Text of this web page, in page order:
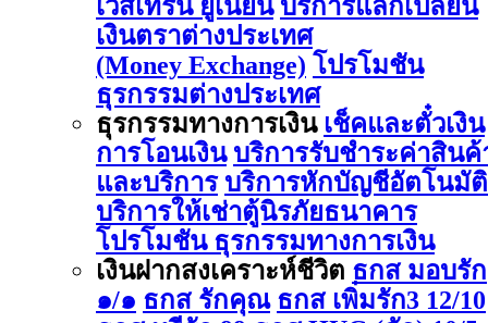
เวสเทิร์น ยูเนี่ยน บริการแลกเปลี่ยน
เงินตราต่างประเทศ
(Money Exchange) โปรโมชัน
ธุรกรรมต่างประเทศ
ธุรกรรมทางการเงิน เช็คและตั๋วเงิน
การโอนเงิน บริการรับชำระค่าสินค้
และบริการ บริการหักบัญชีอัตโนมัติ
บริการให้เช่าตู้นิรภัยธนาคาร
โปรโมชัน ธุรกรรมทางการเงิน
เงินฝากสงเคราะห์ชีวิต ธกส มอบรัก
๑/๑ ธกส รักคุณ ธกส เพิ่มรัก3 12/10